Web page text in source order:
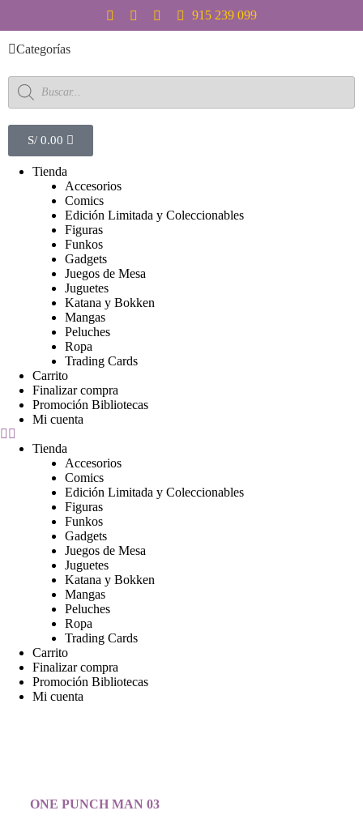
a
l
a
r
n
915 239 099
Categorías
S/ 0.00
Tienda
Accesorios
Comics
Edición Limitada y Coleccionables
Figuras
Funkos
Gadgets
Juegos de Mesa
Juguetes
Katana y Bokken
Mangas
Peluches
Ropa
Trading Cards
Carrito
Finalizar compra
Promoción Bibliotecas
Mi cuenta
Tienda
Accesorios
Comics
Edición Limitada y Coleccionables
Figuras
Funkos
Gadgets
Juegos de Mesa
Juguetes
Katana y Bokken
Mangas
Peluches
Ropa
Trading Cards
Carrito
Finalizar compra
Promoción Bibliotecas
Mi cuenta
ONE PUNCH MAN 03